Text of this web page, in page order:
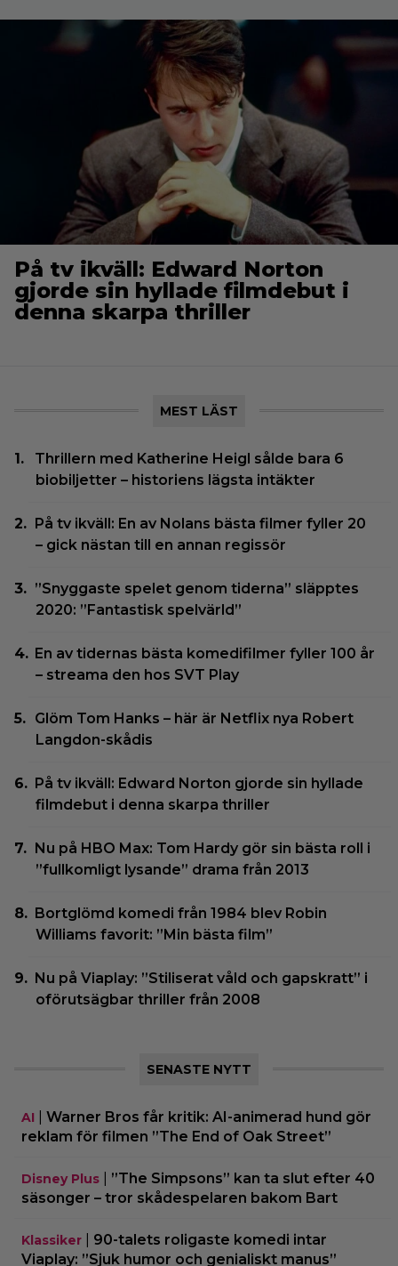
På tv ikväll: Edward Norton
gjorde sin hyllade filmdebut i
denna skarpa thriller
MEST LÄST
Thrillern med Katherine Heigl sålde bara 6
biobiljetter – historiens lägsta intäkter
På tv ikväll: En av Nolans bästa filmer fyller 20
– gick nästan till en annan regissör
”Snyggaste spelet genom tiderna” släpptes
2020: ”Fantastisk spelvärld”
En av tidernas bästa komedifilmer fyller 100 år
– streama den hos SVT Play
Glöm Tom Hanks – här är Netflix nya Robert
Langdon-skådis
På tv ikväll: Edward Norton gjorde sin hyllade
filmdebut i denna skarpa thriller
Nu på HBO Max: Tom Hardy gör sin bästa roll i
”fullkomligt lysande” drama från 2013
Bortglömd komedi från 1984 blev Robin
Williams favorit: ”Min bästa film”
Nu på Viaplay: ”Stiliserat våld och gapskratt” i
oförutsägbar thriller från 2008
SENASTE NYTT
AI
Warner Bros får kritik: AI-animerad hund gör
reklam för filmen ”The End of Oak Street”
Disney Plus
”The Simpsons” kan ta slut efter 40
säsonger – tror skådespelaren bakom Bart
Klassiker
90-talets roligaste komedi intar
Viaplay: ”Sjuk humor och genialiskt manus”